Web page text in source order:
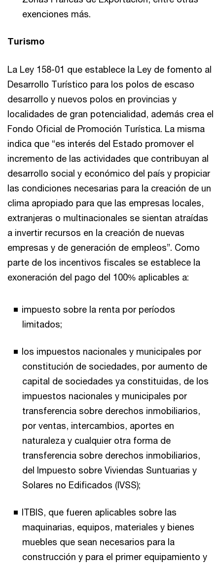
exenciones más.
Turismo
La Ley 158-01 que establece la Ley de fomento al
Desarrollo Turístico para los polos de escaso
desarrollo y nuevos polos en provincias y
localidades de gran potencialidad, además crea el
Fondo Oficial de Promoción Turística. La misma
indica que “es interés del Estado promover el
incremento de las actividades que contribuyan al
desarrollo social y económico del país y propiciar
las condiciones necesarias para la creación de un
clima apropiado para que las empresas locales,
extranjeras o multinacionales se sientan atraídas
a invertir recursos en la creación de nuevas
empresas y de generación de empleos”. Como
parte de los incentivos fiscales se establece la
exoneración del pago del 100% aplicables a:
impuesto sobre la renta por períodos
limitados;
los impuestos nacionales y municipales por
constitución de sociedades, por aumento de
capital de sociedades ya constituidas, de los
impuestos nacionales y municipales por
transferencia sobre derechos inmobiliarios,
por ventas, intercambios, aportes en
naturaleza y cualquier otra forma de
transferencia sobre derechos inmobiliarios,
del Impuesto sobre Viviendas Suntuarias y
Solares no Edificados (IVSS);
ITBIS, que fueren aplicables sobre las
maquinarias, equipos, materiales y bienes
muebles que sean necesarios para la
construcción y para el primer equipamiento y